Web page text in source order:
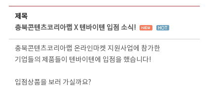
제목
충북콘텐츠코리아랩 X 텐바이텐 입점 소식!
충북콘텐츠코리아랩 온라인마켓 지원사업에 참가한
기업들의 제품들이 텐바이텐에 입점을 했습니다!
입점상품을 보러 가실까요?